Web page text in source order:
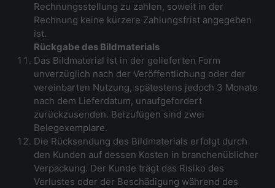
Rechnungsstellung zu zahlen, soweit in der
Rechnung keine kürzere Zahlungsfrist angegeben
ist.
Rückgabe des Bildmaterials
Das Bildmaterial ist in der gelieferten Form
unverzüglich nach der Veröffentlichung oder der
vereinbarten Nutzung, spätestens jedoch 3 Monate
nach dem Lieferdatum, unaufgefordert
zurückzusenden. Beizufügen sind zwei
Belegexemplare.
Die Rücksendung des Bildmaterials erfolgt durch
den Kunden auf dessen Kosten in branchenüblicher
Verpackung. Der Kunde trägt das Risiko des
Verlustes oder der Beschädigung während des